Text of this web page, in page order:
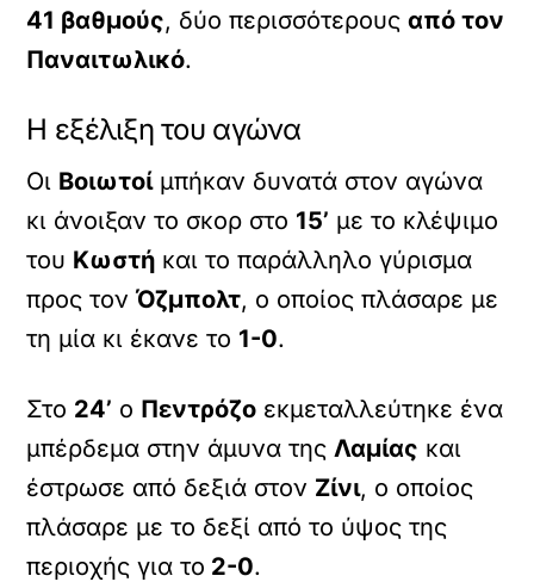
41 βαθμούς, δύο περισσότερουςαπό τον
Παναιτωλικό.
Η εξέλιξη του αγώνα
Οι Βοιωτοίμπήκαν δυνατά στον αγώνα
κι άνοιξαν το σκορ στο 15’ με το κλέψιμο
του Κωστή και το παράλληλο γύρισμα
προς τονΌζμπολτ, ο οποίος πλάσαρε με
τη μία κι έκανε το 1-0.
Στο 24’ ο Πεντρόζο εκμεταλλεύτηκε ένα
μπέρδεμα στην άμυνα τηςΛαμίας και
έστρωσε από δεξιά στον Ζίνι, ο οποίος
πλάσαρε με το δεξί από το ύψος της
περιοχής για το 2-0.